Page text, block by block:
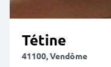
Tétine
41100, Vendôme